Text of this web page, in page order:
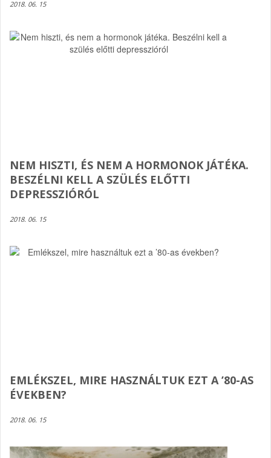
2018. 06. 15
NEM HISZTI, ÉS NEM A HORMONOK JÁTÉKA.
BESZÉLNI KELL A SZÜLÉS ELŐTTI
DEPRESSZIÓRÓL
2018. 06. 15
EMLÉKSZEL, MIRE HASZNÁLTUK EZT A ’80-AS
ÉVEKBEN?
2018. 06. 15